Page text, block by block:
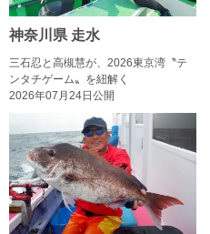
神奈川県 走水
三石忍と高槻慧が、2026東京湾〝テ
ンタチゲーム〟を紐解く
2026年07月24日公開